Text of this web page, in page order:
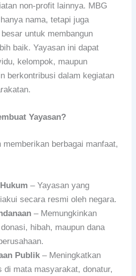
non-profit lainnya. MBG
nama, tetapi juga
untuk membangun
baik. Yayasan ini dapat
kelompok, maupun
berkontribusi dalam kegiatan
Yayasan?
berbagai manfaat,
– Yayasan yang
secara resmi oleh negara.
– Memungkinkan
hibah, maupun dana
Publik – Meningkatkan
di mata masyarakat, donatur,